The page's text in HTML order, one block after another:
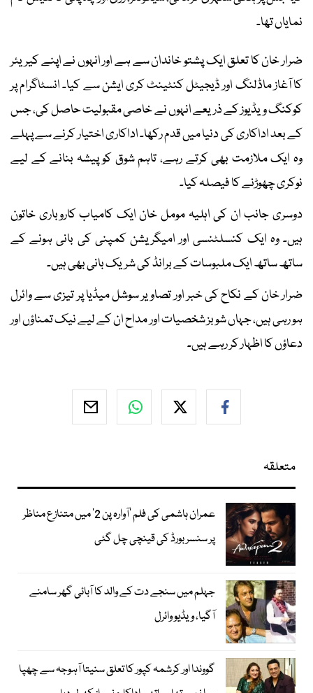
نمایاں تھا۔
ضرار خان کا تعلق ایک پشتو خاندان سے ہے اور انہوں نے اپنے کیریئر
کا آغاز ماڈلنگ اور ڈیجیٹل کنٹینٹ کری ایشن سے کیا۔ انسٹاگرام پر
کوکنگ ویڈیوز کے ذریعے انہوں نے خاصی مقبولیت حاصل کی، جس
کے بعد اداکاری کی دنیا میں قدم رکھا۔ اداکاری اختیار کرنے سے پہلے
وہ ایک ملازمت بھی کرتے رہے، تاہم شوق کو پیشہ بنانے کے لیے
نوکری چھوڑنے کا فیصلہ کیا۔
دوسری جانب ان کی اہلیہ مومل خان ایک کامیاب کاروباری خاتون
ہیں۔ وہ ایک کنسلٹنسی اور امیگریشن کمپنی کی بانی ہونے کے
ساتھ ساتھ ایک ملبوسات کے برانڈ کی شریک بانی بھی ہیں۔
ضرار خان کے نکاح کی خبر اور تصاویر سوشل میڈیا پر تیزی سے وائرل
ہو رہی ہیں، جہاں شوبز شخصیات اور مداح ان کے لیے نیک تمناؤں اور
دعاؤں کا اظہار کر رہے ہیں۔
متعلقہ
عمران ہاشمی کی فلم ’آوارہ پن 2‘ میں متنازع مناظر
پر سنسر بورڈ کی قینچی چل گئی
جہلم میں سنجے دت کے والد کا آبائی گھر سامنے
آگیا، ویڈیو وائرل
گووندا اور کرشمہ کپور کا تعلق سنیتا آہوجہ سے چھپا